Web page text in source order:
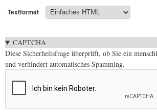
Textformat
CAPTCHA
Diese Sicherheitsfrage überprüft, ob Sie ein
und verhindert automatisches Spamming.